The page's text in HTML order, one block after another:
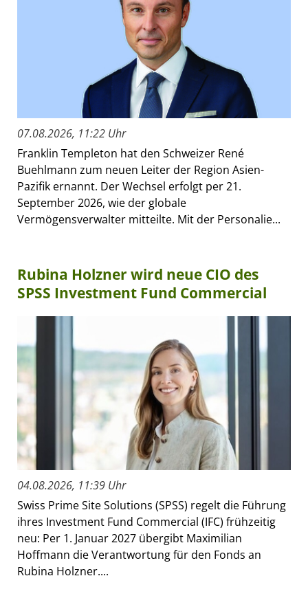
07.08.2026, 11:22 Uhr
Franklin Templeton hat den Schweizer René
Buehlmann zum neuen Leiter der Region Asien-
Pazifik ernannt. Der Wechsel erfolgt per 21.
September 2026, wie der globale
Vermögensverwalter mitteilte. Mit der Personalie...
Rubina Holzner wird neue CIO des
SPSS Investment Fund Commercial
04.08.2026, 11:39 Uhr
Swiss Prime Site Solutions (SPSS) regelt die Führung
ihres Investment Fund Commercial (IFC) frühzeitig
neu: Per 1. Januar 2027 übergibt Maximilian
Hoffmann die Verantwortung für den Fonds an
Rubina Holzner....